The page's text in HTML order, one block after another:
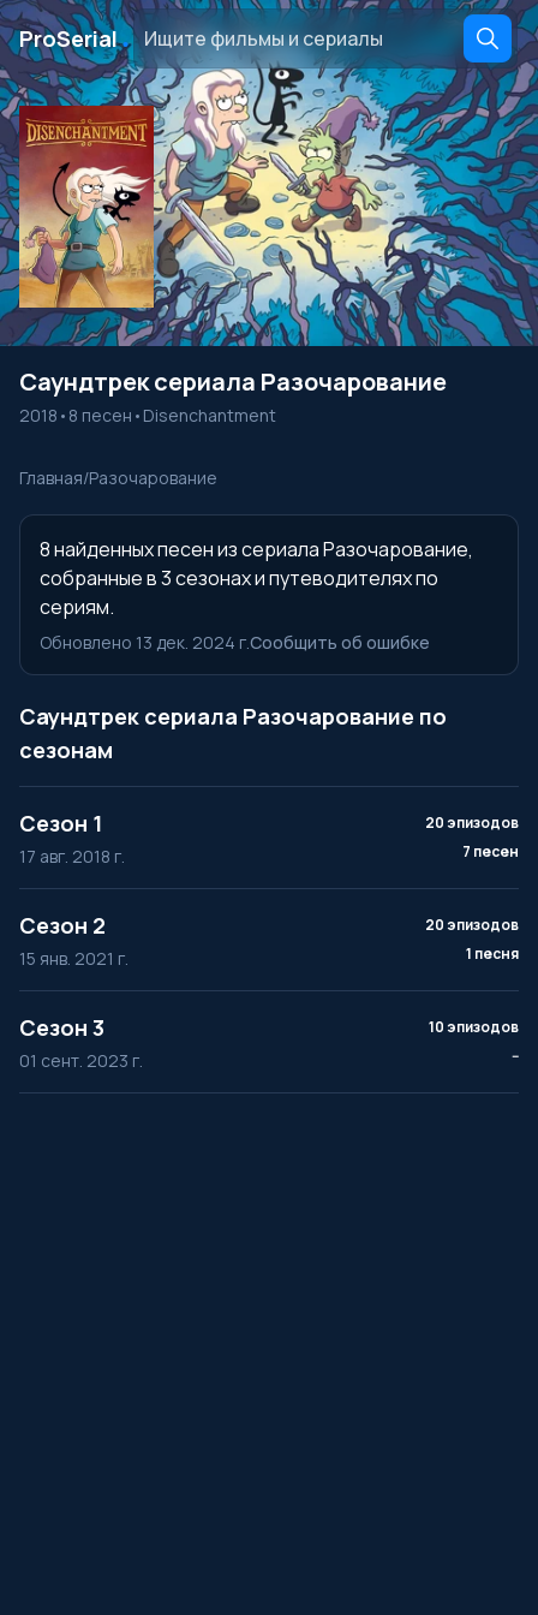
ProSerial․
Саундтрек сериала Разочарование
2018 • 8 песен • Disenchantment
Главная/Разочарование
8 найденных песен из сериала Разочарование,
собранные в 3 сезонах и путеводителях по
сериям.
Обновлено 13 дек. 2024 г.Сообщить об ошибке
Саундтрек сериала Разочарование по
сезонам
Сезон 1
17 авг. 2018 г.
20 эпизодов
7 песен
Сезон 2
15 янв. 2021 г.
20 эпизодов
1 песня
Сезон 3
01 сент. 2023 г.
10 эпизодов
--